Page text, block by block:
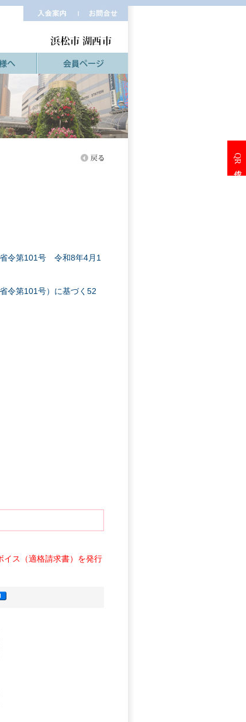
QR作成
令第101号 令和8年4月1
令第101号）に基づく52
ス（適格請求書）を発行